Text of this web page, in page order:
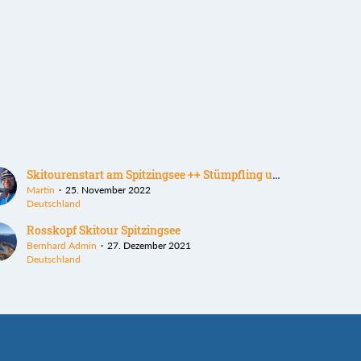
Skitourenstart am Spitzingsee ++ Stümpfling und Roßkopf
Martin
25. November 2022
Deutschland
Rosskopf Skitour Spitzingsee
Bernhard Admin
27. Dezember 2021
Deutschland